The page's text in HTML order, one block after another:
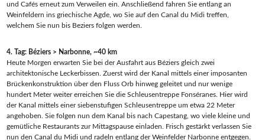
und Cafés erneut zum Verweilen ein. Anschließend fahren Sie entlang an
Weinfeldern ins griechische Agde, wo Sie auf den Canal du Midi treffen,
welchem Sie nun bis Beziers folgen werden.
4. Tag: Béziers > Narbonne, ~40 km
Heute Morgen erwarten Sie bei der Ausfahrt aus Béziers gleich zwei
architektonische Leckerbissen. Zuerst wird der Kanal mittels einer imposanten
Brückenkonstruktion über den Fluss Orb hinweg geleitet und nur wenige
hundert Meter weiter erreichen Sie die Schleusentreppe Fonséranes. Hier wird
der Kanal mittels einer siebenstufigen Schleusentreppe um etwa 22 Meter
angehoben. Sie folgen nun dem Kanal bis nach Capestang, wo viele kleine und
gemütliche Restaurants zur Mittagspause einladen. Frisch gestärkt verlassen Sie
nun den Canal du Midi und radeln entlang der Weinfelder Narbonne entgegen.